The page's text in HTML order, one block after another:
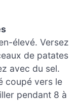
élevé. Versez
de patates
avec du sel.
coupé vers le
pendant 8 à